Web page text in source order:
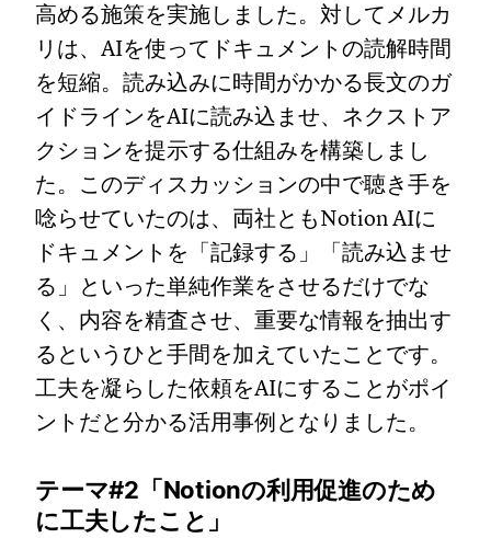
高める施策を実施しました。対してメルカ
リは、AIを使ってドキュメントの読解時間
を短縮。読み込みに時間がかかる長文のガ
イドラインをAIに読み込ませ、ネクストア
クションを提示する仕組みを構築しまし
た。このディスカッションの中で聴き手を
唸らせていたのは、両社ともNotion AIに
ドキュメントを「記録する」「読み込ませ
る」といった単純作業をさせるだけでな
く、内容を精査させ、重要な情報を抽出す
るというひと手間を加えていたことです。
工夫を凝らした依頼をAIにすることがポイ
ントだと分かる活用事例となりました。
テーマ#2「Notionの利用促進のため
に工夫したこと」